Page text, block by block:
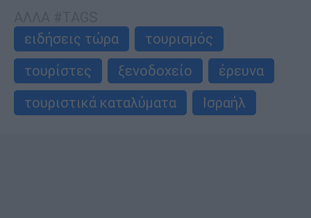
ειδήσεις τώρα
τουρισμός
τουρίστες
ξενοδοχείο
έρευνα
τουριστικά καταλύματα
Ισραήλ